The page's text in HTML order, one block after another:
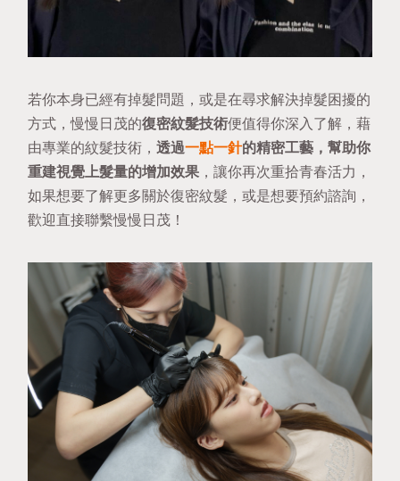
若你本身已經有掉髮問題，或是在尋求解決掉髮困擾的
方式，慢慢日茂的復密紋髮技術便值得你深入了解，藉
由專業的紋髮技術，透過一點一針的精密工藝，幫助你
重建視覺上髮量的增加效果 ，讓你再次重拾青春活力，
如果想要了解更多關於復密紋髮，或是想要預約諮詢，
歡迎直接聯繫慢慢日茂 ！